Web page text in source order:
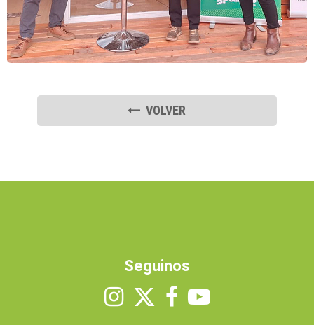
VOLVER
Seguinos